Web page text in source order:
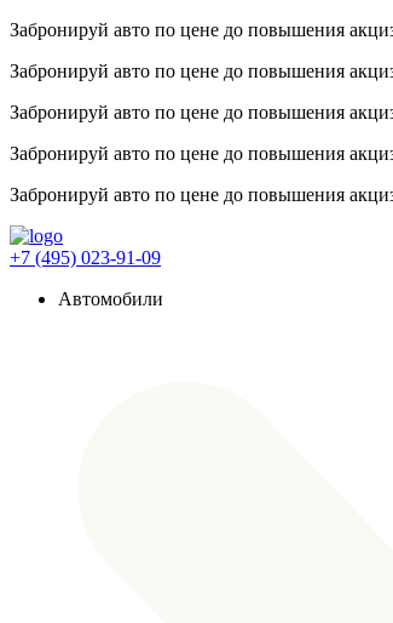
Забронируй авто по цене до повышения
Забронируй авто по цене до повышения
Забронируй авто по цене до повышения
Забронируй авто по цене до повышения
Забронируй авто по цене до повышения
+7 (495) 023-91-09
Автомобили